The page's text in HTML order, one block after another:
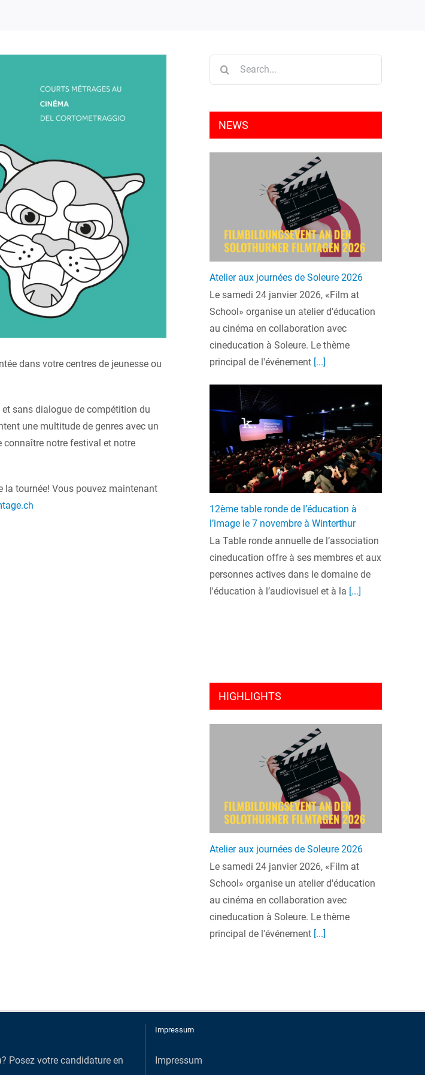
dans votre centres de jeunesse ou
sans dialogue de compétition du
une multitude de genres avec un
connaître notre festival et notre
la tournée! Vous pouvez maintenant
NEWS
Atelier aux journées de Soleure 2026
Le samedi 24 janvier 2026, «Film at
School» organise un atelier d'éducation
au cinéma en collaboration avec
cineducation à Soleure. Le thème
principal de l'événement [...]
12ème table ronde de l’éducation à
l’image le 7 novembre à Winterthur
La Table ronde annuelle de l’association
cineducation offre à ses membres et aux
personnes actives dans le domaine de
l'éducation à l’audiovisuel et à la [...]
HIGHLIGHTS
Atelier aux journées de Soleure 2026
Le samedi 24 janvier 2026, «Film at
School» organise un atelier d'éducation
au cinéma en collaboration avec
cineducation à Soleure. Le thème
principal de l'événement [...]
Posez votre candidature en
Impressum
Impressum